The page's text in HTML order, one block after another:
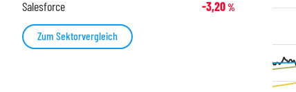
Salesforce -3,20%
Zum Sektorvergleich